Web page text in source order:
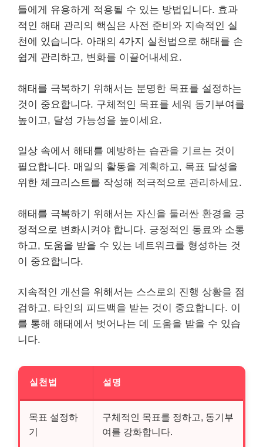
들에게 유용하게 적용될 수 있는 방법입니다. 효과
적인 해태 관리의 핵심은 사전 준비와 지속적인 실
천에 있습니다. 아래의 4가지 실천법으로 해태를 손
쉽게 관리하고, 변화를 이끌어내세요.
해태를 극복하기 위해서는 분명한 목표를 설정하는
것이 중요합니다. 구체적인 목표를 세워 동기부여를
높이고, 달성 가능성을 높이세요.
일상 속에서 해태를 예방하는 습관을 기르는 것이
필요합니다. 매일의 활동을 계획하고, 목표 달성을
위한 체크리스트를 작성해 적극적으로 관리하세요.
해태를 극복하기 위해서는 자신을 둘러싼 환경을 긍
정적으로 변화시켜야 합니다. 긍정적인 동료와 소통
하고, 도움을 받을 수 있는 네트워크를 형성하는 것
이 중요합니다.
지속적인 개선을 위해서는 스스로의 진행 상황을 점
검하고, 타인의 피드백을 받는 것이 중요합니다. 이
를 통해 해태에서 벗어나는 데 도움을 받을 수 있습
니다.
실천법 설명
목표 설정하
기
구체적인 목표를 정하고, 동기부
여를 강화합니다.